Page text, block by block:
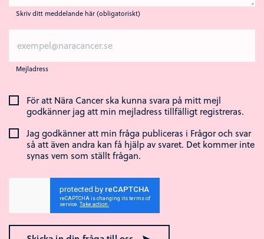
Skriv ditt meddelande här (obligatoriskt)
Mejladress
För att Nära Cancer ska kunna svara på mitt mejl
godkänner jag att min mejladress tillfälligt registreras.
Jag godkänner att min fråga publiceras i Frågor och svar
så att även andra kan få hjälp av svaret. Det kommer inte
synas vem som ställt frågan.